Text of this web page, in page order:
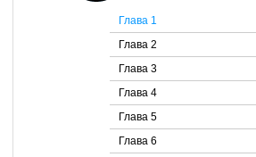
Глава 1
Глава 2
Глава 3
Глава 4
Глава 5
Глава 6